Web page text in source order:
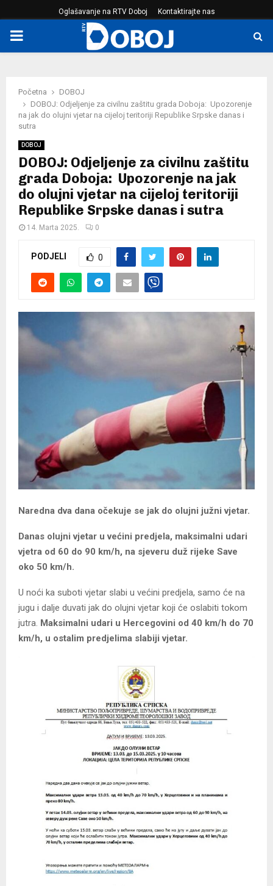
Oglašavanje na RTV Doboj Kontaktirajte nas
PRIMARY
Početna
DOBOJ
DOBOJ: Odjeljenje za civilnu zaštitu grada Doboja: Upozorenje
na jak do olujni vjetar na cijeloj teritoriji Republike Srpske danas i
sutra
DOBOJ
DOBOJ: Odjeljenje za civilnu zaštitu
grada Doboja: Upozorenje na jak
do olujni vjetar na cijeloj teritoriji
Republike Srpske danas i sutra
14. Marta 2025. 0
PODJELI 0
Naredna dva dana očekuje se jak do olujni južni vjetar.
Danas olujni vjetar u većini predjela, maksimalni udari
vjetra od 60 do 90 km/h, na sjeveru duž rijeke Save
oko 50 km/h.
U noći ka suboti vjetar slabi u većini predjela, samo će na
jugu i dalje duvati jak do olujni vjetar koji će oslabiti tokom
jutra. Maksimalni udari u Hercegovini od 40 km/h do 70
km/h, u ostalim predjelima slabiji vjetar.